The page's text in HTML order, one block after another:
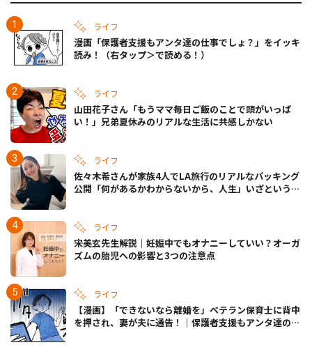
ライフ
漫画「保護者支援もアンタ達の仕事でしょ？」をイッキ
読み！（右タップ＞で読める！）
ライフ
山田花子さん「もうママ毎日ご飯のことで頭がいっぱ
い！」兄弟夏休みのリアルな生活に共感しかない
ライフ
佐々木希さんが家族4人でLA旅行のリアルなパッキング
公開「何があるかわからないから、人生」いざというと
ライフ
宋美玄先生解説｜妊娠中でもオナニーしていい？オーガ
ズムの胎児への影響と3つの注意点
ライフ
【漫画】「できないなら離婚を」ベテラン保育士に背中
を押され、妻が夫に通告！｜保護者支援もアンタ達の仕